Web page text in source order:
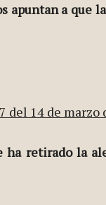
apuntan a que
del 14 de marzo
ha retirado la